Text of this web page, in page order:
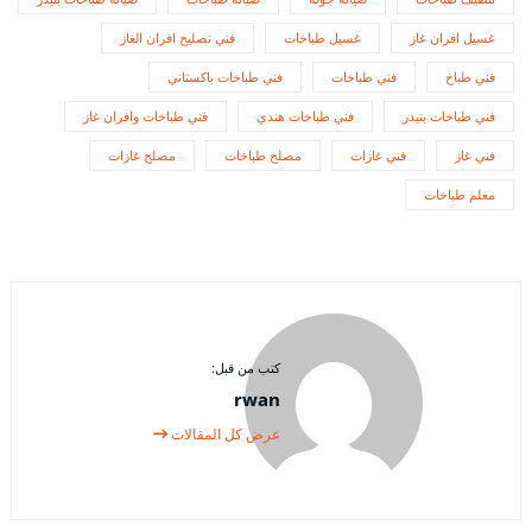
غسيل افران غاز غسيل طباخات فني تصليح افران الغاز
فني طباخ فني طباخات فني طباخات باكستاني
فني طباخات بنيدر فني طباخات هندي فني طباخات وافران غاز
فني غاز فني غازات مصلح طباخات مصلح غازات
معلم طباخات
كتب من قبل:
rwan
عرض كل المقالات